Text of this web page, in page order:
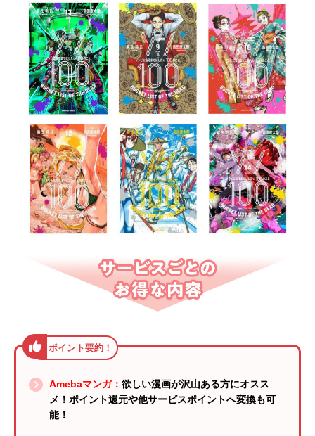
Amebaマンガ： 欲しい漫画が沢山ある方にオスス
メ！ポイント還元や他サービスポイントへ変換も可
能！